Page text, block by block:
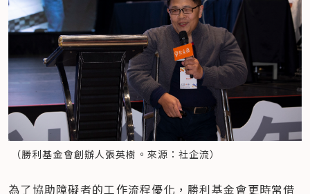
（勝利基金會創辦人張英樹。來源：社企流）
為了協助障礙者的工作流程優化，勝利基金會更時常借